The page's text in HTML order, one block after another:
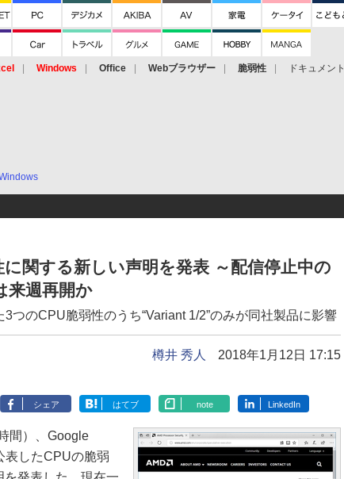
Windows Office Webブラウザー 脆弱性 ドキュメント
関する新しい声明を発表 ～配信停止中の
来週再開か
3つのCPU脆弱性のうち“Variant 1/2”のみが同社製品に影響
樽井 秀人 2018年1月12日 17:15
シェア はてブ note LinkedIn
間）、Google
表したCPUの脆弱